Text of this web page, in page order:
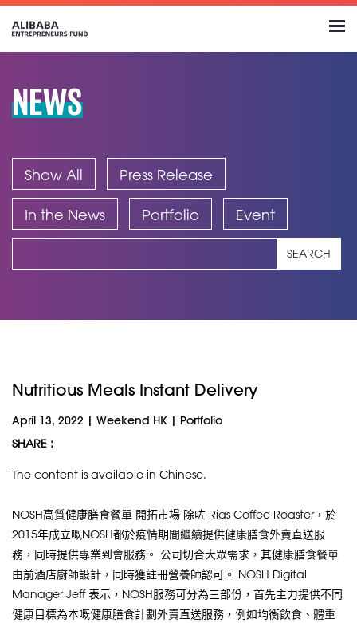
NEWS
Show All Press Release
In the News Portfolio Event
SEARCH
Nutritious Meals Instant Delivery
April 13, 2022 | Weekend HK | Portfolio
SHARE :
The content is available in Chinese.
NOSH高質健康膳食餐單 開拓市場 除咗 Rias Coffee Roaster，於
2015年成立嘅NOSH都於疫情期間繼續提供健康膳食外賣直送服
務，同時提供專業到會服務。 公司切合大眾需求，其健康膳食餐單
由前酒店廚師設計，同時獲註冊營養師認可。 NOSH Digital
Manager Jeff 表示，NOSH服務可分為三部份，首先主力提供不同
健康目標為本嘅健康膳食計劃外賣直送服務，例如均衡飲食、體重